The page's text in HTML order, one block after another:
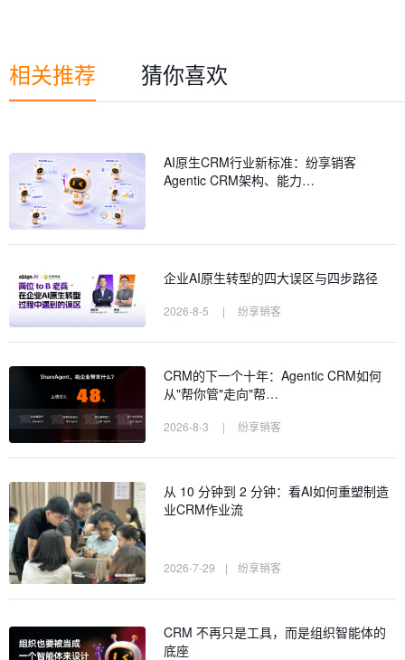
相关推荐 猜你喜欢
AI原生CRM行业新标准：纷享销客
Agentic CRM架构、能力…
企业AI原生转型的四大误区与四步路径
2026-8-5 | 纷享销客
CRM的下一个十年：Agentic CRM如何
从"帮你管"走向"帮…
2026-8-3 | 纷享销客
从 10 分钟到 2 分钟：看AI如何重塑制造
业CRM作业流
2026-7-29 | 纷享销客
CRM 不再只是工具，而是组织智能体的
底座